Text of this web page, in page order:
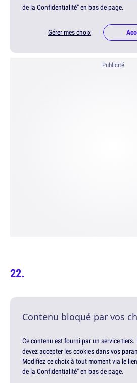
de la Confidentialité" en bas de page.
Gérer mes choix
Publicité
Contenu bloqué par vos
Ce contenu est fourni par un service
devez accepter les cookies dans vos
Modifiez ce choix à tout moment via le
de la Confidentialité" en bas de page.